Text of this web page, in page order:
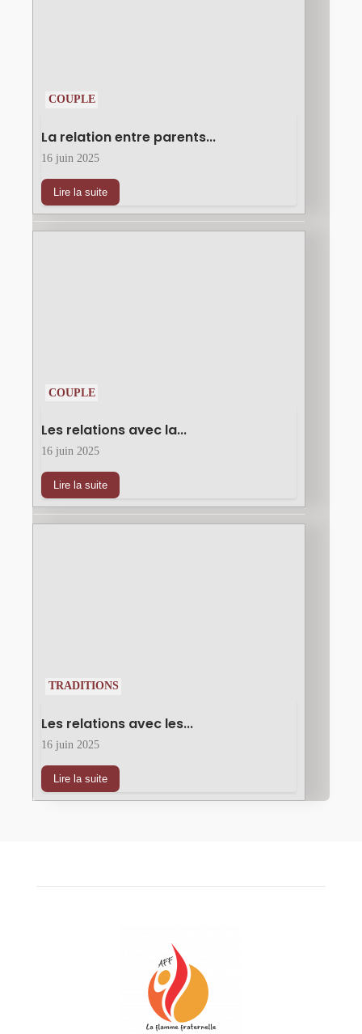
COUPLE
La relation entre parents...
16 juin 2025
Lire la suite
COUPLE
Les relations avec la...
16 juin 2025
Lire la suite
TRADITIONS
Les relations avec les...
16 juin 2025
Lire la suite